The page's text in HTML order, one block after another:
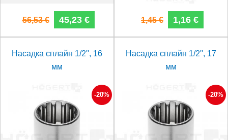
56,53 € 45,23 € 1,45 € 1,16 €
Насадка сплайн 1/2'', 16
мм
-20%
Насадка сплайн 1/2'', 17
мм
-20%